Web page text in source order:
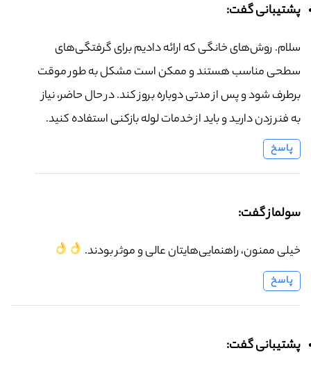
پشتیبانی گفت:
سلام. روش‌های خانگی که ارائه دادیم برای گرفتگی‌های
سطحی مناسب هستند و ممکن است مشکل به طور موقت
برطرف شود و پس از مدتی دوباره بروز کند. در حال حاضر، نیاز
به فنر زدن دارید و باید از خدمات لوله بازکنی استفاده کنید.
پاسخ
سولماز گفت:
خیلی ممنون، راهنمایی‌هایتان عالی و موثر بودند.
پاسخ
پشتیبانی گفت: